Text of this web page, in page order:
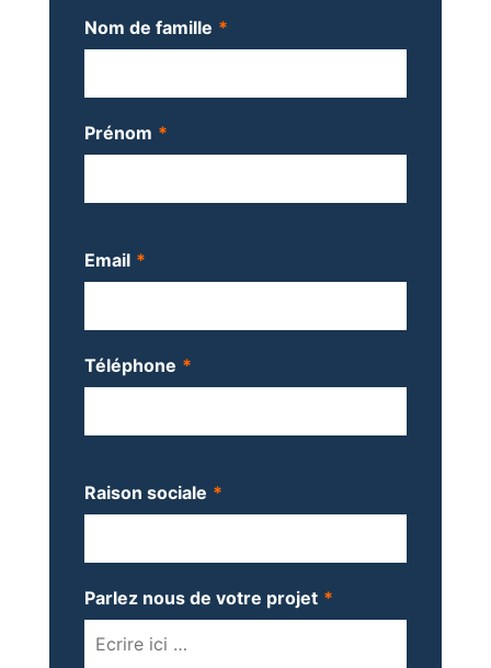
Nom de famille *
Prénom *
Email *
Téléphone *
Raison sociale *
Parlez nous de votre projet *